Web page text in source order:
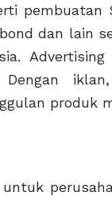
pembuatan
dan lain
produk